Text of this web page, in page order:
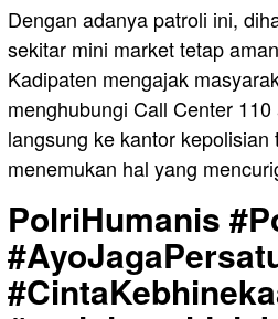
Dengan adanya patroli ini,
sekitar mini market tetap
Kadipaten mengajak
menghubungi Call Center
langsung ke kantor kepolisian
menemukan hal yang
PolriHumanis